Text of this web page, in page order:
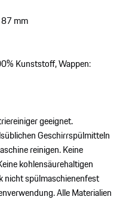
mm
Kunststoff, Wappen:
geeignet.
Geschirrspülmitteln
reinigen. Keine
kohlensäurehaltigen
nicht spülmaschienenfest
Alle Materialien